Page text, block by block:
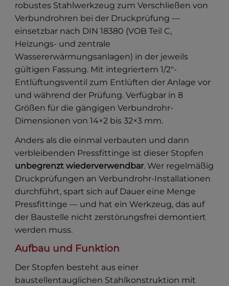
robustes Stahlwerkzeug zum Verschließen von
Verbundrohren bei der Druckprüfung —
einsetzbar nach DIN 18380 (VOB Teil C,
Heizungs- und zentrale
Wassererwärmungsanlagen) in der jeweils
gültigen Fassung. Mit integriertem 1/2″-
Entlüftungsventil zum Entlüften der Anlage vor
und während der Prüfung. Verfügbar in 8
Größen für die gängigen Verbundrohr-
Dimensionen von 14×2 bis 32×3 mm.
Anders als die einmal verbauten und dann
verbleibenden Pressfittinge ist dieser Stopfen
unbegrenzt wiederverwendbar. Wer regelmäßig
Druckprüfungen an Verbundrohr-Installationen
durchführt, spart sich auf Dauer eine Menge
Pressfittinge — und hat ein Werkzeug, das auf
der Baustelle nicht zerstörungsfrei demontiert
werden muss.
Aufbau und Funktion
Der Stopfen besteht aus einer
baustellentauglichen Stahlkonstruktion mit